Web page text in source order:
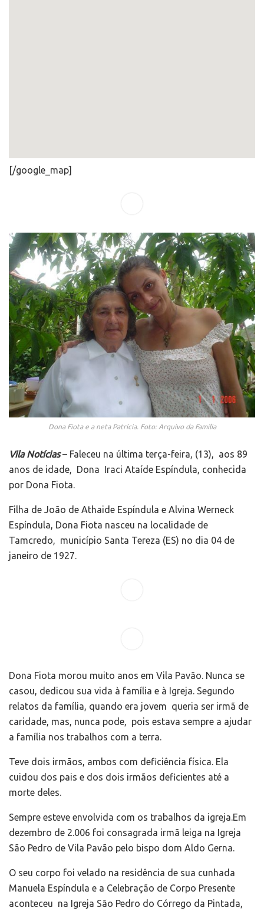
[/google_map]
Dona Fiota e a neta Patrícia. Foto: Arquivo da Família
Vila Notícias– Faleceu na última terça-feira, (13), aos 89
anos de idade, Dona Iraci Ataíde Espíndula, conhecida
por Dona Fiota.
Filha de João de Athaide Espíndula e Alvina Werneck
Espíndula, Dona Fiota nasceu na localidade de
Tamcredo, município Santa Tereza (ES) no dia 04 de
janeiro de 1927.
Dona Fiota morou muito anos em Vila Pavão. Nunca se
casou, dedicou sua vida à família e à Igreja. Segundo
relatos da família, quando era jovem queria ser irmã de
caridade, mas, nunca pode, pois estava sempre a ajudar
a família nos trabalhos com a terra.
Teve dois irmãos, ambos com deficiência física. Ela
cuidou dos pais e dos dois irmãos deficientes até a
morte deles.
Sempre esteve envolvida com os trabalhos da igreja.Em
dezembro de 2.006 foi consagrada irmã leiga na Igreja
São Pedro de Vila Pavão pelo bispo dom Aldo Gerna.
O seu corpo foi velado na residência de sua cunhada
Manuela Espíndula e a Celebração de Corpo Presente
aconteceu na Igreja São Pedro do Córrego da Pintada,